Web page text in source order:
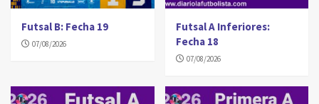
Futsal B: Fecha 19
07/08/2026
Futsal A Inferiores:
Fecha 18
07/08/2026